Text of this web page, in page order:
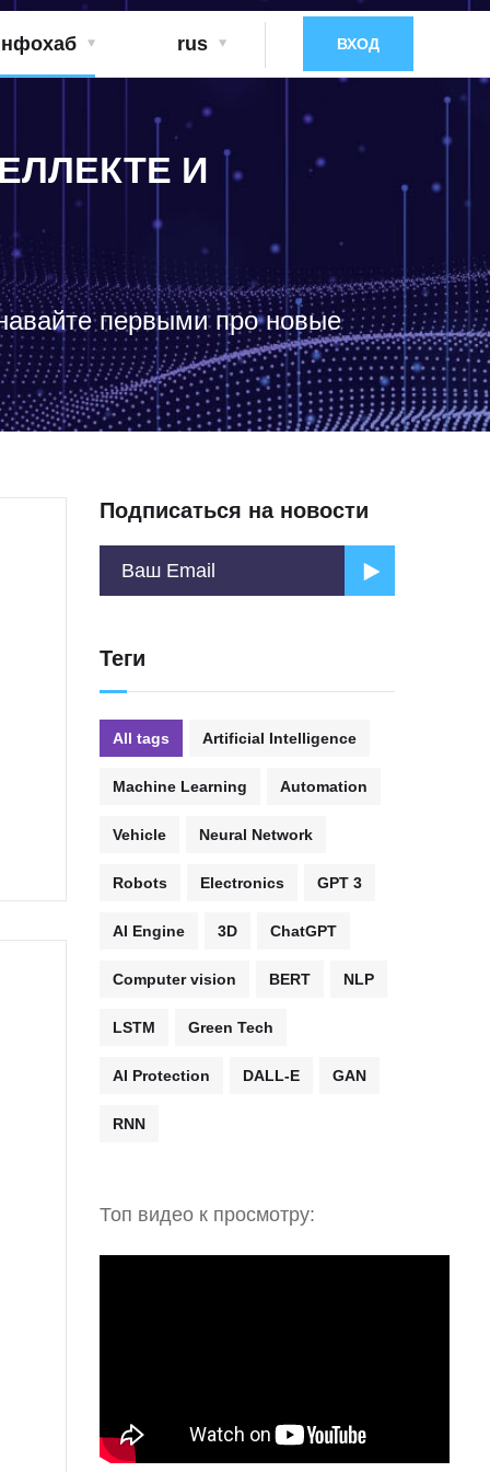
rus ВХОД
И
первыми про новые
Подписаться на новости
Теги
All tags Artificial Intelligence
Machine Learning Automation
Vehicle Neural Network
Robots Electronics GPT 3
AI Engine 3D ChatGPT
Computer vision BERT NLP
LSTM Green Tech
AI Protection DALL-E GAN
RNN
Топ видео к просмотру: